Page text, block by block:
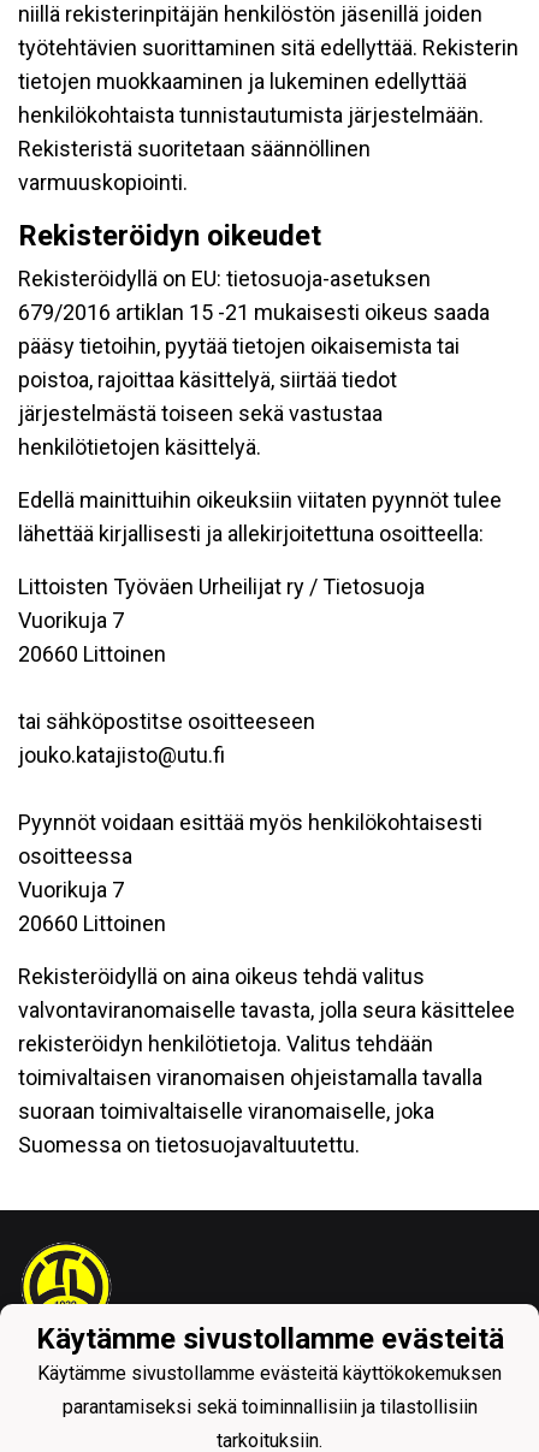
niillä rekisterinpitäjän henkilöstön jäsenillä joiden
työtehtävien suorittaminen sitä edellyttää. Rekisterin
tietojen muokkaaminen ja lukeminen edellyttää
henkilökohtaista tunnistautumista järjestelmään.
Rekisteristä suoritetaan säännöllinen
varmuuskopiointi.
Rekisteröidyn oikeudet
Rekisteröidyllä on EU: tietosuoja-asetuksen
679/2016 artiklan 15 -21 mukaisesti oikeus saada
pääsy tietoihin, pyytää tietojen oikaisemista tai
poistoa, rajoittaa käsittelyä, siirtää tiedot
järjestelmästä toiseen sekä vastustaa
henkilötietojen käsittelyä.
Edellä mainittuihin oikeuksiin viitaten pyynnöt tulee
lähettää kirjallisesti ja allekirjoitettuna osoitteella:
Littoisten Työväen Urheilijat ry / Tietosuoja
Vuorikuja 7
20660 Littoinen
tai sähköpostitse osoitteeseen
jouko.katajisto@utu.fi
Pyynnöt voidaan esittää myös henkilökohtaisesti
osoitteessa
Vuorikuja 7
20660 Littoinen
Rekisteröidyllä on aina oikeus tehdä valitus
valvontaviranomaiselle tavasta, jolla seura käsittelee
rekisteröidyn henkilötietoja. Valitus tehdään
toimivaltaisen viranomaisen ohjeistamalla tavalla
suoraan toimivaltaiselle viranomaiselle, joka
Suomessa on tietosuojavaltuutettu.
Tietosuojaseloste
Käytämme sivustollamme evästeitä
Käytämme sivustollamme evästeitä käyttökokemuksen
parantamiseksi sekä toiminnallisiin ja tilastollisiin
tarkoituksiin.